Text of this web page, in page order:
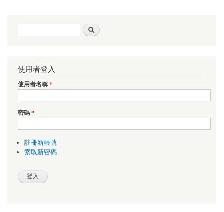
搜尋表單
使用者登入
使用者名稱*
密碼*
註冊新帳號
索取新密碼